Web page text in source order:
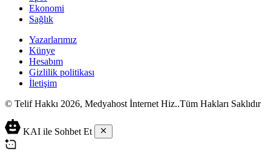
Ekonomi
Sağlık
Yazarlarımız
Künye
Hesabım
Gizlilik politikası
İletişim
© Telif Hakkı 2026, Medyahost İnternet Hiz..Tüm Hakları Saklıdır
casino
siteleri
casino
canlı
casino
siteleri
ev
yapımı
salça
KAI ile Sohbet Et